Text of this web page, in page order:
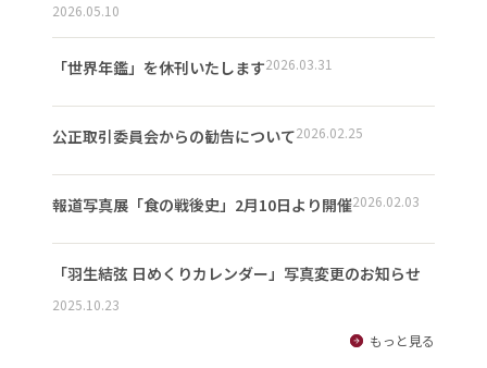
2026.05.10
「世界年鑑」を休刊いたします2026.03.31
公正取引委員会からの勧告について2026.02.25
報道写真展「食の戦後史」2月10日より開催2026.02.03
「羽生結弦 日めくりカレンダー」写真変更のお知らせ
2025.10.23
もっと見る